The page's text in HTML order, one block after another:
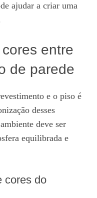
ajudar a criar uma
entre
de parede
e o piso é
desses
deve ser
equilibrada e
cores do